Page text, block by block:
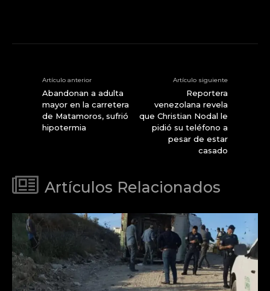
Artículo anterior
Abandonan a adulta
mayor en la carretera
de Matamoros, sufrió
hipotermia
Artículo siguiente
Reportera
venezolana revela
que Christian Nodal le
pidió su teléfono a
pesar de estar
casado
Artículos Relacionados